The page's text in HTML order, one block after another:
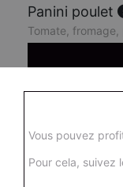
Panini poulet
Tomate, fromage,
Panini
Vous pouvez
Pour cela, suivez